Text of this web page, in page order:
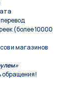
(более 10000
и магазинов
обращения!